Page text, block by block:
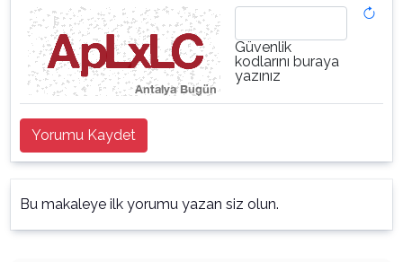
Güvenlik
kodlarını buraya
yazınız
Yorumu Kaydet
Bu makaleye ilk yorumu yazan siz olun.